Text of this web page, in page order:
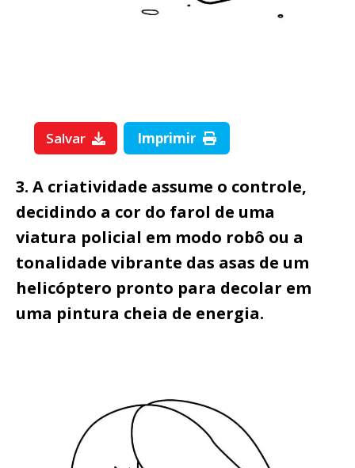
Salvar Imprimir
3. A criatividade assume o controle,
decidindo a cor do farol de uma
viatura policial em modo robô ou a
tonalidade vibrante das asas de um
helicóptero pronto para decolar em
uma pintura cheia de energia.